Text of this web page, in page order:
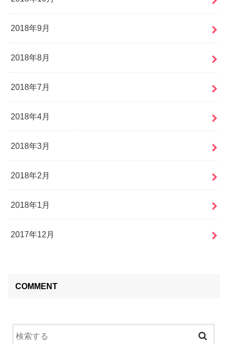
2018年9月
2018年8月
2018年7月
2018年4月
2018年3月
2018年2月
2018年1月
2017年12月
COMMENT